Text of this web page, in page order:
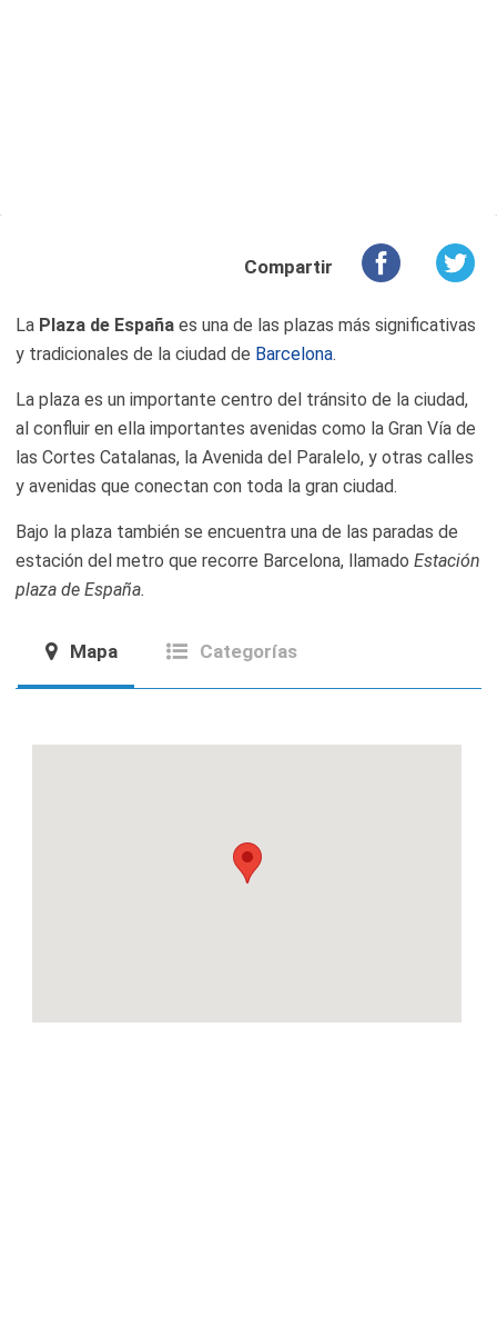
Compartir
La Plaza de España es una de las plazas más significativas
y tradicionales de la ciudad de Barcelona.
La plaza es un importante centro del tránsito de la ciudad,
al confluir en ella importantes avenidas como la Gran Vía de
las Cortes Catalanas, la Avenida del Paralelo, y otras calles
y avenidas que conectan con toda la gran ciudad.
Bajo la plaza también se encuentra una de las paradas de
estación del metro que recorre Barcelona, llamado Estación
plaza de España.
Mapa Categorías